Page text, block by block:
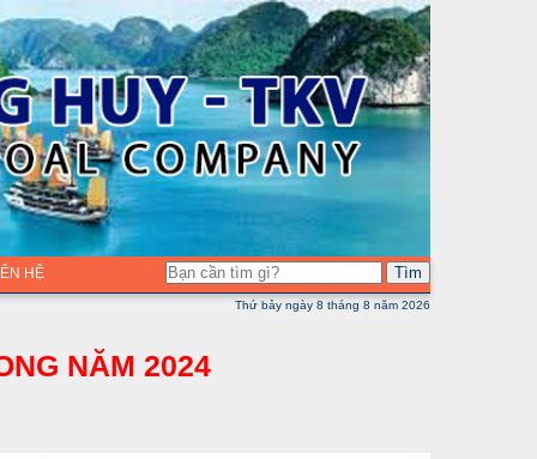
HỆ Tìm
Thứ bảy ngày 8 tháng 8 năm 2026
NĂM 2024